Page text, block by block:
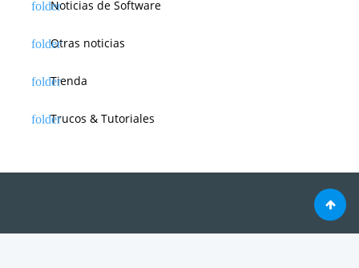
Noticias de Software
Otras noticias
Tienda
Trucos & Tutoriales